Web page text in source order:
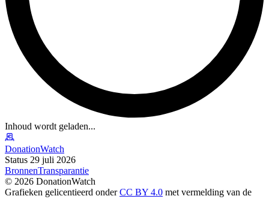
Inhoud wordt geladen...
DonationWatch
Status 29 juli 2026
BronnenTransparantie
© 2026 DonationWatch
Grafieken gelicentieerd onderCC BY 4.0 met vermelding van de